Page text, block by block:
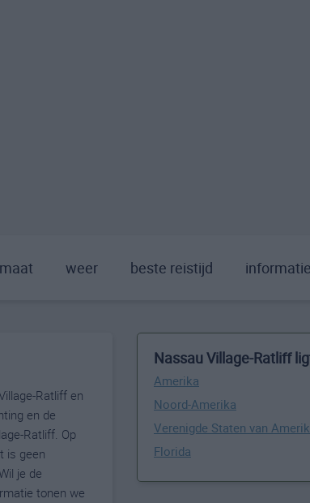
weer beste reistijd informatie
Ratliff en
en de
Ratliff. Op
is geen
je de
tonen we
Nassau Village-Ratliff
Amerika
Noord-Amerika
Verenigde Staten van
Florida